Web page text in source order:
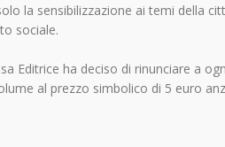
la sensibilizzazione ai temi della
sociale.
Editrice ha deciso di rinunciare a
al prezzo simbolico di 5 euro